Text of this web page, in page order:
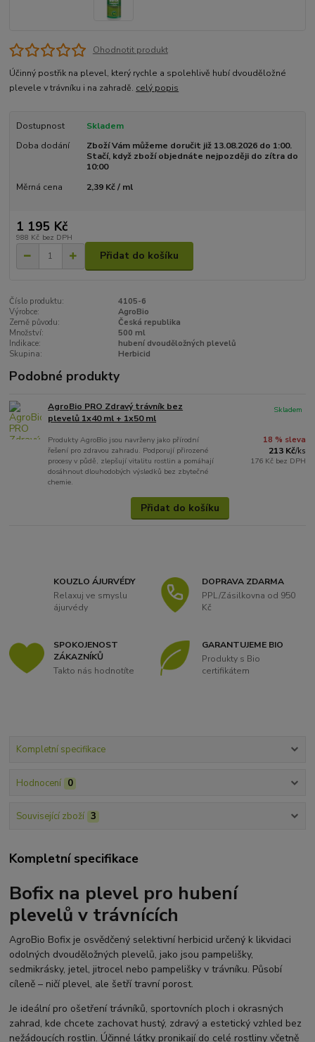
Ohodnotit produkt
Účinný postřik na plevel, který rychle a spolehlivě hubí dvouděložné
plevele v trávníku i na zahradě. celý popis
Dostupnost
Skladem
Doba dodání
Zboží Vám můžeme doručit již 13.08.2026 do 1:00.
Stačí, když zboží objednáte nejpozději do zítra do
10:00
Měrná cena
2,39 Kč / ml
1 195 Kč
988 Kč bez DPH
Přidat do košíku
Číslo produktu:
4105-6
Výrobce:
AgroBio
Země původu:
Česká republika
Množství:
500 ml
Indikace:
hubení dvouděložných plevelů
Skupina:
Herbicid
Podobné produkty
AgroBio PRO Zdravý trávník bez
plevelů 1x40 ml + 1x50 ml
Produkty AgroBio jsou navrženy jako přírodní
řešení pro zdravou zahradu. Podporují přirozené
procesy v půdě, zlepšují vitalitu rostlin a pomáhají
dosáhnout dlouhodobých výsledků bez zbytečné
chemie.
18 % sleva
213 Kč/ks
176 Kč bez DPH
Skladem
Přidat do košíku
KOUZLO ÁJURVÉDY
Relaxuj ve smyslu
ájurvédy
DOPRAVA ZDARMA
PPL/Zásilkovna od 950
Kč
SPOKOJENOST
ZÁKAZNÍKŮ
Takto nás hodnotíte
GARANTUJEME BIO
Produkty s Bio
certifikátem
Kompletní specifikace
Hodnocení 0
Související zboží 3
Kompletní specifikace
Bofix na plevel pro hubení
plevelů v trávnících
AgroBio Bofix je osvědčený selektivní herbicid určený k likvidaci
odolných dvouděložných plevelů, jako jsou pampelišky,
sedmikrásky, jetel, jitrocel nebo pampelišky v trávníku. Působí
cíleně – ničí plevel, ale šetří travní porost.
Je ideální pro ošetření trávníků, sportovních ploch i okrasných
zahrad, kde chcete zachovat hustý, zdravý a estetický vzhled bez
nežádoucích rostlin. Účinné látky pronikají do celé rostliny včetně